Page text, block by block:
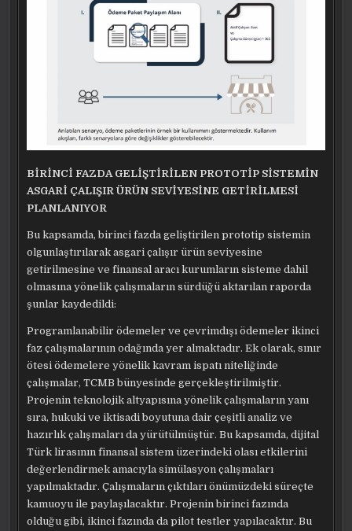
BİRİNCİ FAZDA GELİŞTİRİLEN PROTOTİP SİSTEMİN
ASGARİ ÇALIŞIR ÜRÜN SEVİYESİNE GETİRİLMESİ
PLANLANIYOR
Bu kapsamda, birinci fazda geliştirilen prototip sistemin
olgunlaştırılarak asgari çalışır ürün seviyesine
getirilmesine ve finansal aracı kurumların sisteme dahil
olmasına yönelik çalışmaların sürdüğü aktarılan raporda
şunlar kaydedildi:
Programlanabilir ödemeler ve çevrimdışı ödemeler ikinci
faz çalışmalarının odağında yer almaktadır. Ek olarak, sınır
ötesi ödemelere yönelik kavram ispatı niteliğinde
çalışmalar, TCMB bünyesinde gerçekleştirilmiştir.
Projenin teknolojik altyapısına yönelik çalışmaların yanı
sıra, hukuki ve iktisadi boyutuna dair çeşitli analiz ve
hazırlık çalışmaları da yürütülmüştür. Bu kapsamda, dijital
Türk lirasının finansal sistem üzerindeki olası etkilerini
değerlendirmek amacıyla simülasyon çalışmaları
yapılmaktadır. Çalışmaların çıktıları önümüzdeki süreçte
kamuoyu ile paylaşılacaktır. Projenin birinci fazında
olduğu gibi, ikinci fazında da pilot testler yapılacaktır. Bu